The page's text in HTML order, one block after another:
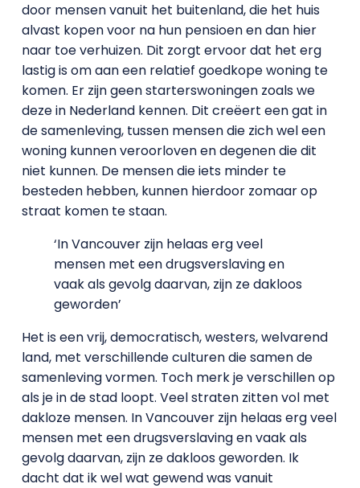
door mensen vanuit het buitenland, die het huis
alvast kopen voor na hun pensioen en dan hier
naar toe verhuizen. Dit zorgt ervoor dat het erg
lastig is om aan een relatief goedkope woning te
komen. Er zijn geen starterswoningen zoals we
deze in Nederland kennen. Dit creëert een gat in
de samenleving, tussen mensen die zich wel een
woning kunnen veroorloven en degenen die dit
niet kunnen. De mensen die iets minder te
besteden hebben, kunnen hierdoor zomaar op
straat komen te staan.
‘In Vancouver zijn helaas erg veel
mensen met een drugsverslaving en
vaak als gevolg daarvan, zijn ze dakloos
geworden’
Het is een vrij, democratisch, westers, welvarend
land, met verschillende culturen die samen de
samenleving vormen. Toch merk je verschillen op
als je in de stad loopt. Veel straten zitten vol met
dakloze mensen. In Vancouver zijn helaas erg veel
mensen met een drugsverslaving en vaak als
gevolg daarvan, zijn ze dakloos geworden. Ik
dacht dat ik wel wat gewend was vanuit